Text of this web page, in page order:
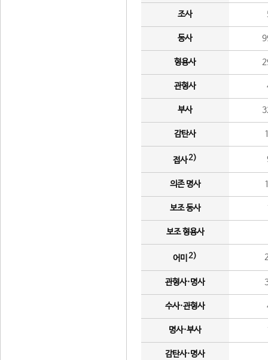
조사
동사
형용사
관형사
부사
감탄사
접사2)
의존 명사
보조 동사
보조 형용사
어미 2)
관형사·명사
수사·관형사
명사·부사
감탄사·명사